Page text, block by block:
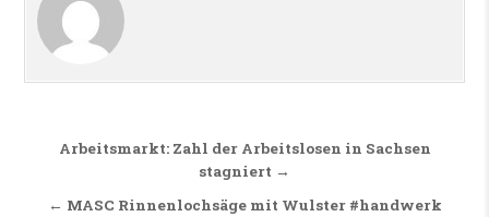
Beitragsnavigation
Arbeitsmarkt: Zahl der Arbeitslosen in Sachsen
stagniert →
← MASC Rinnenlochsäge mit Wulster #handwerk